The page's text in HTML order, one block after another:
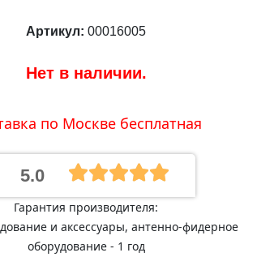
Артикул: 00016005
Нет в наличии.
по Москве бесплатная
5.0
Гарантия производителя:
и аксессуары, антенно-фидерное
оборудование - 1 год